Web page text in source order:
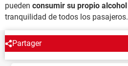
pueden consumir su propio alcohol
tranquilidad de todos los pasajeros.
Partager
NEWSLETTER